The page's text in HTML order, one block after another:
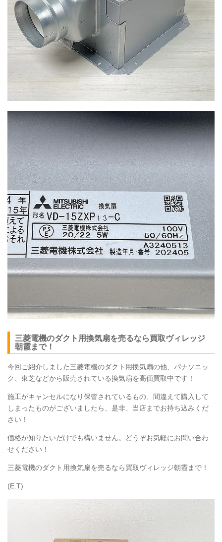
三菱電機のダクト用換気扇を売るなら買取ヴィレッジ
朝霞まで！
今回ご紹介しました三菱電機のダクト用換気扇の他、パナソニッ
ク、東芝などから販売されている換気扇を高価買取中です！
施工がキャンセルになり保管されているもの、間違えて購入して
しまったものがございましたら、是非、当店までお持ち込みくだ
さい！
価格が知りたいだけでも構いません。どうぞお気軽にお問い合わ
せください！
三菱電機のダクト用換気扇を売るなら買取ヴィレッジ朝霞まで！
(E.T)